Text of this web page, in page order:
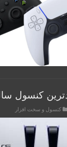
کنسول و سخت افزار